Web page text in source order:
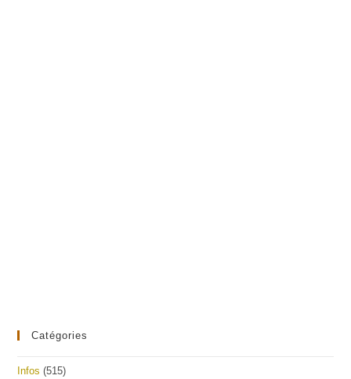
Catégories
Infos (515)